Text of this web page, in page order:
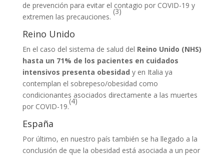
de prevención para evitar el contagio por COVID-19 y
extremen las precauciones.
(3)
Reino Unido
En el caso del sistema de salud del Reino Unido (NHS)
hasta un 71% de los pacientes en cuidados
intensivos presenta obesidad y en Italia ya
contemplan el sobrepeso/obesidad como
condicionantes asociados directamente a las muertes
por COVID-19.
(4)
España
Por último, en nuestro país también se ha llegado a la
conclusión de que la obesidad está asociada a un peor